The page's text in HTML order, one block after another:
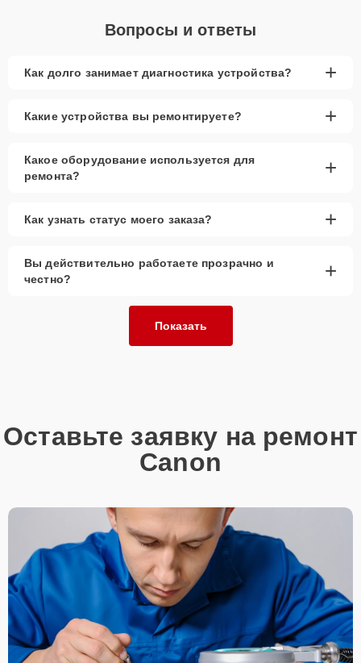
Вопросы и ответы
Как долго занимает диагностика устройства? +
Какие устройства вы ремонтируете? +
Какое оборудование используется для
ремонта?
+
Как узнать статус моего заказа? +
Вы действительно работаете прозрачно и
честно?
+
Показать
Оставьте заявку на ремонт
Canon